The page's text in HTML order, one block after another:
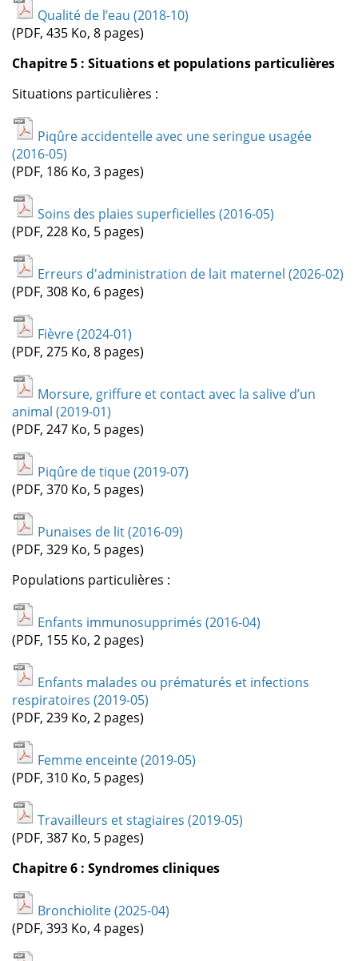
Qualité de l’eau (2018-10)
(PDF, 435 Ko, 8 pages)
Chapitre 5 : Situations et populations particulières
Situations particulières :
Piqûre accidentelle avec une seringue usagée
(2016-05)
(PDF, 186 Ko, 3 pages)
Soins des plaies superficielles (2016-05)
(PDF, 228 Ko, 5 pages)
Erreurs d'administration de lait maternel (2026-02)
(PDF, 308 Ko, 6 pages)
Fièvre (2024-01)
(PDF, 275 Ko, 8 pages)
Morsure, griffure et contact avec la salive d’un
animal (2019-01)
(PDF, 247 Ko, 5 pages)
Piqûre de tique (2019-07)
(PDF, 370 Ko, 5 pages)
Punaises de lit (2016-09)
(PDF, 329 Ko, 5 pages)
Populations particulières :
Enfants immunosupprimés (2016-04)
(PDF, 155 Ko, 2 pages)
Enfants malades ou prématurés et infections
respiratoires (2019-05)
(PDF, 239 Ko, 2 pages)
Femme enceinte (2019-05)
(PDF, 310 Ko, 5 pages)
Travailleurs et stagiaires (2019-05)
(PDF, 387 Ko, 5 pages)
Chapitre 6 : Syndromes cliniques
Bronchiolite (2025-04)
(PDF, 393 Ko, 4 pages)